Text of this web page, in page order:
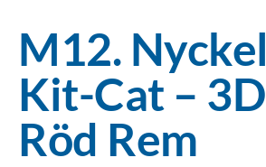
M12.
Kit-Cat –
Röd Rem